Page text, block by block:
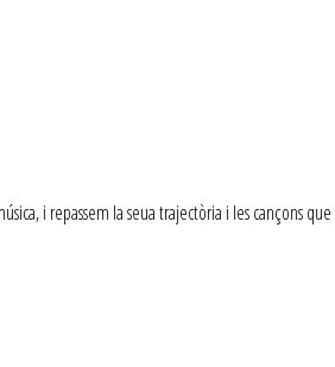
i repassem la seua trajectòria i les cançons